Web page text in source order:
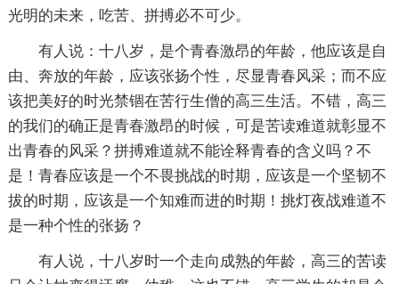
光明的未来，吃苦、拼搏必不可少。
有人说：十八岁，是个青春激昂的年龄，他应该是自
由、奔放的年龄，应该张扬个性，尽显青春风采；而不应
该把美好的时光禁锢在苦行生僧的高三生活。不错，高三
的我们的确正是青春激昂的时候，可是苦读难道就彰显不
出青春的风采？拼搏难道就不能诠释青春的含义吗？不
是！青春应该是一个不畏挑战的时期，应该是一个坚韧不
拔的时期，应该是一个知难而进的时期！挑灯夜战难道不
是一种个性的张扬？
有人说，十八岁时一个走向成熟的年龄，高三的苦读